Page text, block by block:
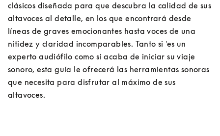
clásicos diseñada para que descubra la calidad de sus
altavoces al detalle, en los que encontrará desde
líneas de graves emocionantes hasta voces de una
nitidez y claridad incomparables. Tanto si 'es un
experto audiófilo como si acaba de iniciar su viaje
sonoro, esta guía le ofrecerá las herramientas sonoras
que necesita para disfrutar al máximo de sus
altavoces.